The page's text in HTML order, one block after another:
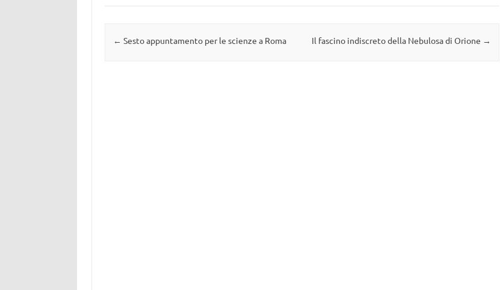
Navigazione articolo
← Sesto appuntamento per le scienze a Roma Il fascino indiscreto della Nebulosa di Orione →